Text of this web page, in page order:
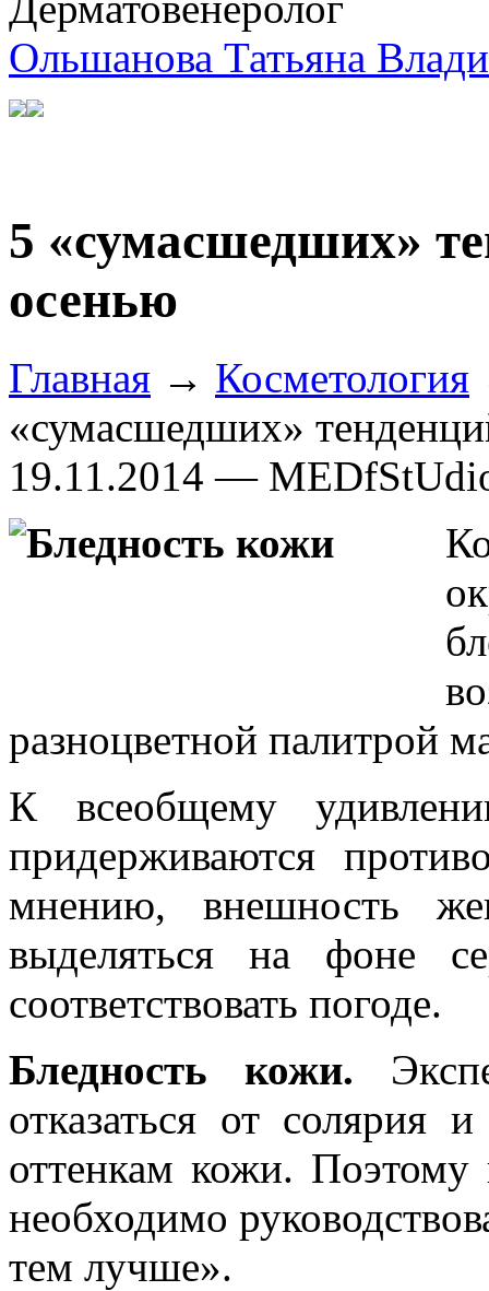
Ольшанова Татьяна
5 «сумасшедших»
осенью
Главная → Косметология
«сумасшедших»
19.11.2014 —
разноцветной палитрой
К всеобщему
придерживаются
мнению, внешность
выделяться на фоне
соответствовать погоде.
Бледность кожи.
отказаться от солярия
оттенкам кожи.
необходимо
тем лучше».